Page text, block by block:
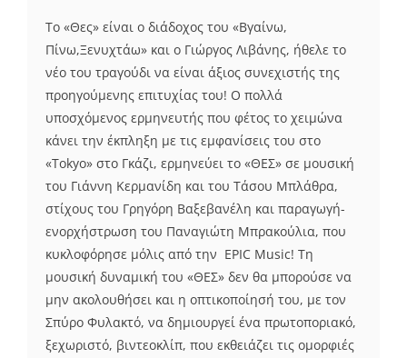
Το «Θες» είναι ο διάδοχος του «Βγαίνω,
Πίνω,Ξενυχτάω» και ο Γιώργος Λιβάνης, ήθελε το
νέο του τραγούδι να είναι άξιος συνεχιστής της
προηγούμενης επιτυχίας του! Ο πολλά
υποσχόμενος ερμηνευτής που φέτος το χειμώνα
κάνει την έκπληξη με τις εμφανίσεις του στο
«Tokyo» στο Γκάζι, ερμηνεύει το «ΘΕΣ» σε μουσική
του Γιάννη Κερμανίδη και του Τάσου Μπλάθρα,
στίχους του Γρηγόρη Βαξεβανέλη και παραγωγή-
ενορχήστρωση του Παναγιώτη Μπρακούλια, που
κυκλοφόρησε μόλις από την ΕPIC Music! Τη
μουσική δυναμική του «ΘΕΣ» δεν θα μπορούσε να
μην ακολουθήσει και η οπτικοποίησή του, με τον
Σπύρο Φυλακτό, να δημιουργεί ένα πρωτοποριακό,
ξεχωριστό, βιντεοκλίπ, που εκθειάζει τις ομορφιές